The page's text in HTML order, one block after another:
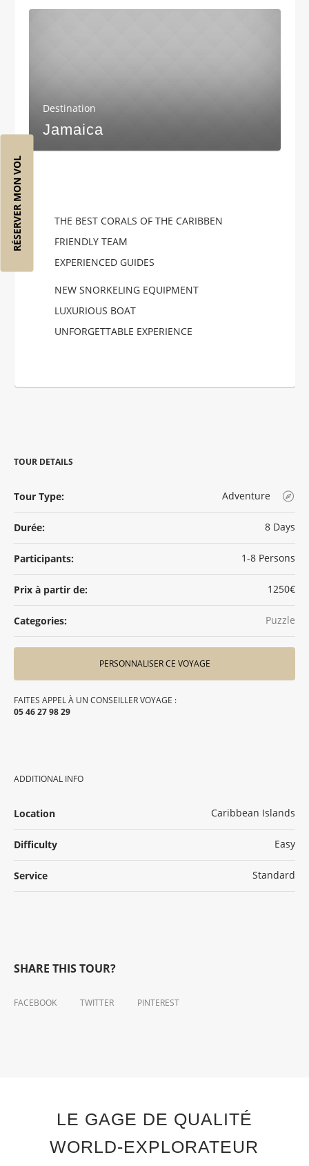
RÉSERVER MON VOL
Destination
Jamaica
THE BEST CORALS OF THE CARIBBEN
FRIENDLY TEAM
EXPERIENCED GUIDES
NEW SNORKELING EQUIPMENT
LUXURIOUS BOAT
UNFORGETTABLE EXPERIENCE
TOUR DETAILS
Tour Type: Adventure
Durée: 8 Days
Participants: 1-8 Persons
Prix à partir de: 1250€
Categories: Puzzle
PERSONNALISER CE VOYAGE
FAITES APPEL À UN CONSEILLER VOYAGE :
05 46 27 98 29
ADDITIONAL INFO
Location Caribbean Islands
Difficulty Easy
Service Standard
SHARE THIS TOUR?
FACEBOOK TWITTER PINTEREST
LE GAGE DE QUALITÉ
WORLD-EXPLORATEUR